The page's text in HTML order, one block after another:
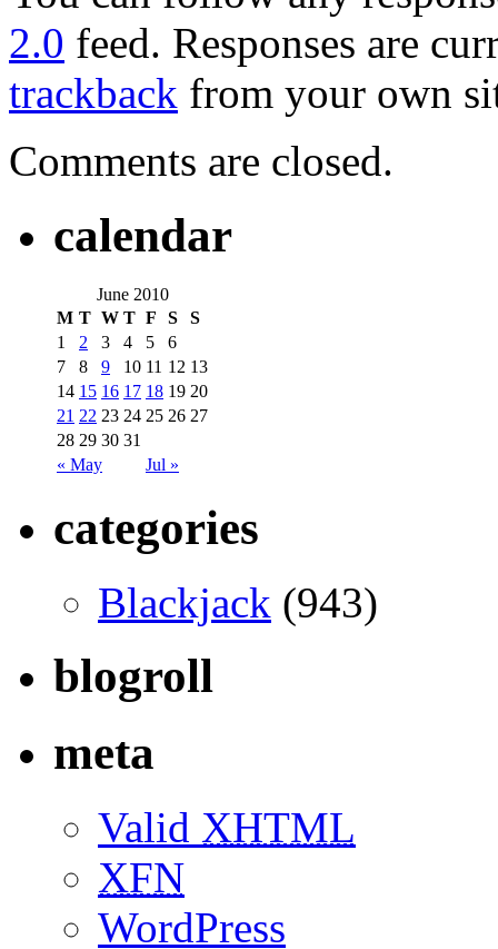
2.0 feed. Responses are
trackback from your own
Comments are closed.
calendar
June 2010
M T W T F S S
« May Jul »
1 2 3 4 5
6
7
8 9 10 11 12 13
14 15 16 17 18 19 20
21 22 23 24 25 26 27
28 29 30 31
categories
Blackjack (943)
blogroll
meta
Valid XHTML
XFN
WordPress